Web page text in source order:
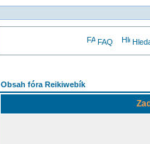
FAQ
Obsah fóra Reikiwebík